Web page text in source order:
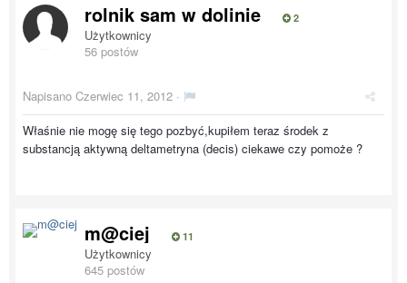
rolnik sam w dolinie 2
Użytkownicy
56 postów
Napisano Czerwiec 11, 2012 ·
Właśnie nie mogę się tego pozbyć,kupiłem teraz środek z
substancją aktywną deltametryna (decis) ciekawe czy pomoże ?
m@ciej 11
Użytkownicy
645 postów